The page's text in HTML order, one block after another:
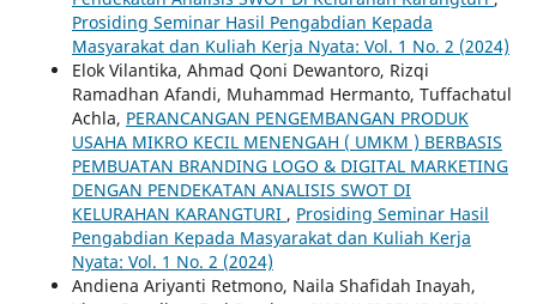
Prosiding Seminar Hasil Pengabdian Kepada
Masyarakat dan Kuliah Kerja Nyata: Vol. 1 No. 2 (2024)
Elok Vilantika, Ahmad Qoni Dewantoro, Rizqi
Ramadhan Afandi, Muhammad Hermanto, Tuffachatul
Achla, PERANCANGAN PENGEMBANGAN PRODUK
USAHA MIKRO KECIL MENENGAH ( UMKM ) BERBASIS
PEMBUATAN BRANDING LOGO & DIGITAL MARKETING
DENGAN PENDEKATAN ANALISIS SWOT DI
KELURAHAN KARANGTURI , Prosiding Seminar Hasil
Pengabdian Kepada Masyarakat dan Kuliah Kerja
Nyata: Vol. 1 No. 2 (2024)
Andiena Ariyanti Retmono, Naila Shafidah Inayah,